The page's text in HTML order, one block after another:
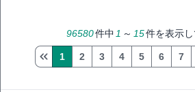
96580件中 1 ～ 15件を表示し
1 2 3 4 5 6 7